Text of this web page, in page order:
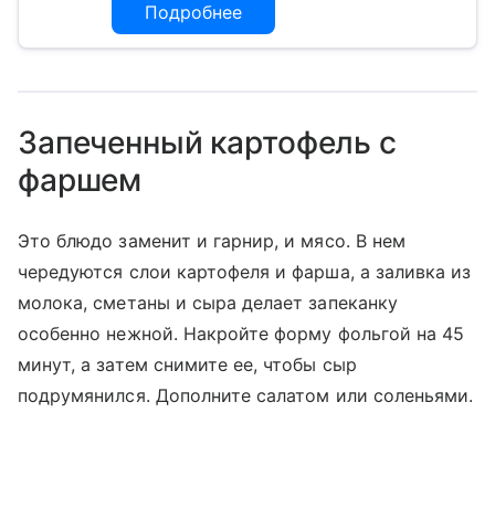
Подробнее
Запеченный картофель с
фаршем
Это блюдо заменит и гарнир, и мясо. В нем
чередуются слои картофеля и фарша, а заливка из
молока, сметаны и сыра делает запеканку
особенно нежной. Накройте форму фольгой на 45
минут, а затем снимите ее, чтобы сыр
подрумянился. Дополните салатом или соленьями.